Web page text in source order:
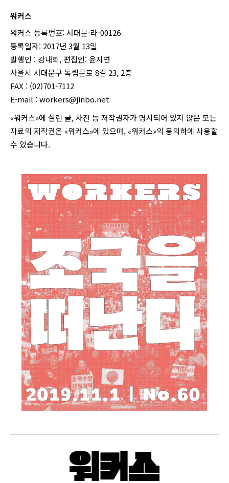
워커스
워커스 등록번호: 서대문-라-00126
등록일자: 2017년 3월 13일
발행인 : 강내희, 편집인: 윤지연
서울시 서대문구 독립문로 8길 23, 2층
FAX : (02)701-7112
E-mail : workers@jinbo.net
«워커스»에 실린 글, 사진 등 저작권자가 명시되어 있지 않은 모든
자료의 저작권은 «워커스»에 있으며, «워커스»의 동의하에 사용할
수 있습니다.